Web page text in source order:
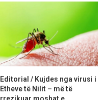
Editorial / Kujdes nga virusi i
Etheve të Nilit – më të